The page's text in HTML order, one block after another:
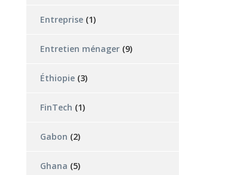
Entreprise (1)
Entretien ménager (9)
Éthiopie (3)
FinTech (1)
Gabon (2)
Ghana (5)